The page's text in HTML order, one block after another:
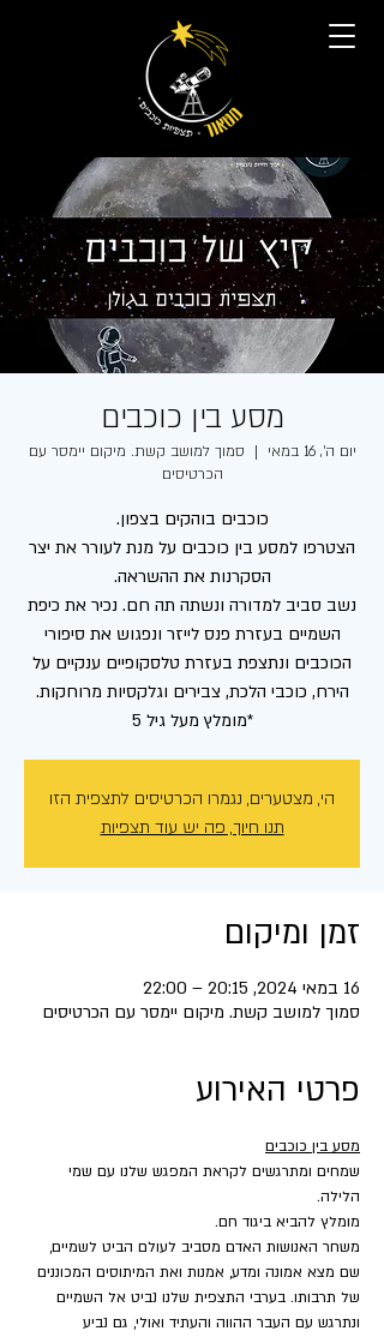
מסע בין כוכבים
יום ה׳, 16 במאי
  |
סמוך למושב קשת. מיקום יימסר עם
הכרטיסים
הצטרפו למסע בין כוכבים על מנת לעורר את יצר
נשב סביב למדורה ונשתה תה חם. נכיר את כיפת
השמיים בעזרת פנס לייזר ונפגוש את סיפורי
הכוכבים ונתצפת בעזרת טלסקופיים ענקיים על
*מומלץ מעל גיל 5
הי, מצטערים, נגמרו הכרטיסים לתצפית הזו
תנו חיוך, פה יש עוד תצפיות
זמן ומיקום
16 במאי 2024, 20:15 – 22:00
סמוך למושב קשת. מיקום יימסר עם הכרטיסים
פרטי האירוע
מסע בין כוכבים
שמחים ומתרגשים לקראת המפגש שלנו עם שמי
הלילה.
מומלץ להביא ביגוד חם.
משחר האנושות האדם מסביב לעולם הביט לשמיים,
שם מצא אמונה ומדע, אמנות ואת המיתוסים המכוננים
של תרבותו. בערבי התצפית שלנו נביט אל השמיים
ונתרגש עם העבר ההווה והעתיד ואולי, גם נביע